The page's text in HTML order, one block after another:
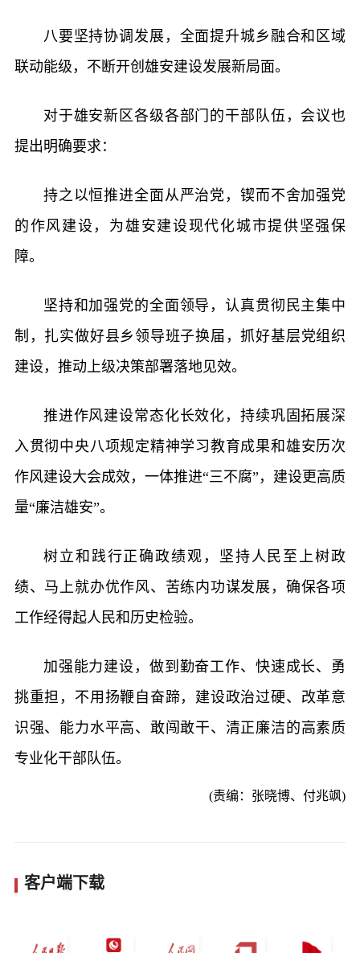
八要坚持协调发展，全面提升城乡融合和区域
联动能级，不断开创雄安建设发展新局面。
对于雄安新区各级各部门的干部队伍，会议也
提出明确要求：
持之以恒推进全面从严治党，锲而不舍加强党
的作风建设，为雄安建设现代化城市提供坚强保
障。
坚持和加强党的全面领导，认真贯彻民主集中
制，扎实做好县乡领导班子换届，抓好基层党组织
建设，推动上级决策部署落地见效。
推进作风建设常态化长效化，持续巩固拓展深
入贯彻中央八项规定精神学习教育成果和雄安历次
作风建设大会成效，一体推进“三不腐”，建设更高质
量“廉洁雄安”。
树立和践行正确政绩观，坚持人民至上树政
绩、马上就办优作风、苦练内功谋发展，确保各项
工作经得起人民和历史检验。
加强能力建设，做到勤奋工作、快速成长、勇
挑重担，不用扬鞭自奋蹄，建设政治过硬、改革意
识强、能力水平高、敢闯敢干、清正廉洁的高素质
专业化干部队伍。
(责编：张晓博、付兆飒)
客户端下载